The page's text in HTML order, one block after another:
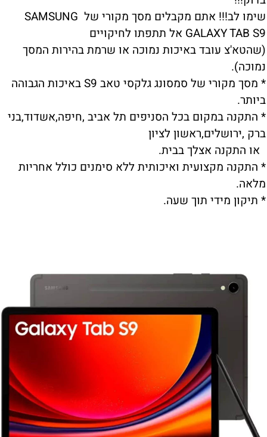
שימו לב!!! אתם מקבלים מסך מקורי של SAMSUNG
GALAXY TAB S9 אל תתפתו לחיקויים
(שהטא'צ עובד באיכות נמוכה או שרמת בהירות המסך
נמוכה).
* מסך מקורי של סמסונג גלקסי טאב S9 באיכות הגבוהה
ביותר.
* התקנה במקום בכל הסניפים תל אביב ,חיפה,אשדוד,בני
ברק ,ירושלים,ראשון לציון
או התקנה אצלך בבית.
* התקנה מקצועית ואיכותית ללא סימנים כולל אחריות
מלאה.
* תיקון מידי תוך שעה.